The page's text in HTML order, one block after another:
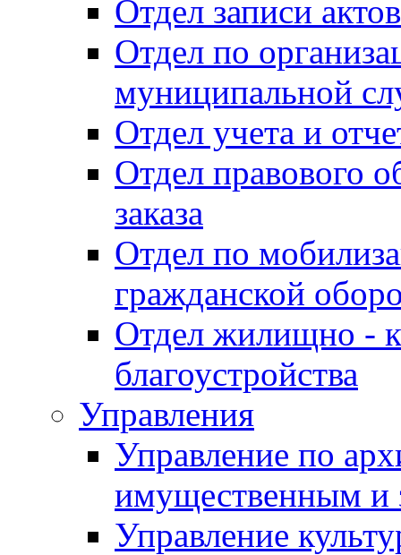
Отдел записи
Отдел по
муниципальной
Отдел учета и
Отдел правового
заказа
Отдел по
гражданской
Отдел жилищно -
благоустройства
Управления
Управление по
имущественным и
Управление